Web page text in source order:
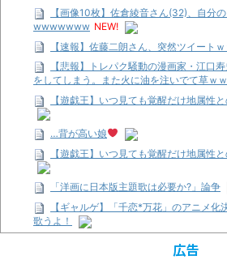
【画像10枚】佐倉綾音さん(32)、自分
wwwwwww NEW!
【速報】佐藤二朗さん、突然ツイート
【悲報】トレパク騒動の漫画家・江口
をしてしまう。また火に油を注いでて草ｗｗ
【遊戯王】いつ見ても覚醒だけ地属性
…背が高い娘
【遊戯王】いつ見ても覚醒だけ地属性
「洋画に日本版主題歌は必要か?」論争
【ギャルゲ】「千恋*万花」のアニメ化
歌うよ！
広告